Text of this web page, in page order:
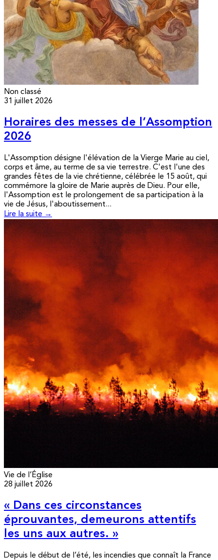
Non classé
31 juillet 2026
Horaires des messes de l’Assomption
2026
L'Assomption désigne l'élévation de la Vierge Marie au ciel,
corps et âme, au terme de sa vie terrestre. C'est l'une des
grandes fêtes de la vie chrétienne, célébrée le 15 août, qui
commémore la gloire de Marie auprès de Dieu. Pour elle,
l'Assomption est le prolongement de sa participation à la
vie de Jésus, l'aboutissement...
Lire la suite →
Vie de l’Église
28 juillet 2026
« Dans ces circonstances
éprouvantes, demeurons attentifs
les uns aux autres. »
Depuis le début de l’été, les incendies que connaît la France